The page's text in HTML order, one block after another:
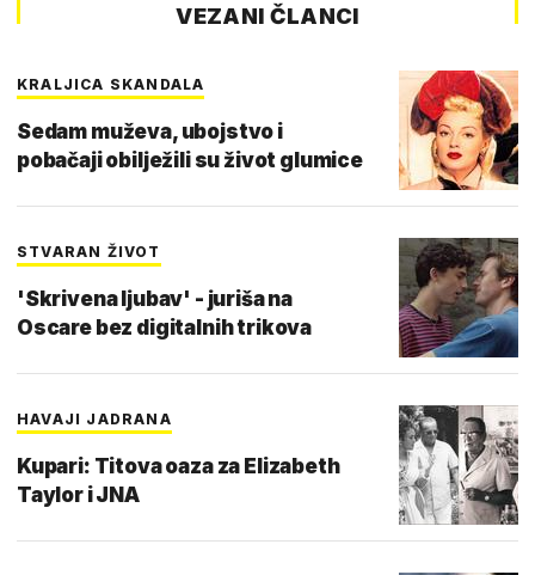
VEZANI ČLANCI
KRALJICA SKANDALA
Sedam muževa, ubojstvo i
pobačaji obilježili su život glumice
STVARAN ŽIVOT
'Skrivena ljubav' - juriša na
Oscare bez digitalnih trikova
HAVAJI JADRANA
Kupari: Titova oaza za Elizabeth
Taylor i JNA